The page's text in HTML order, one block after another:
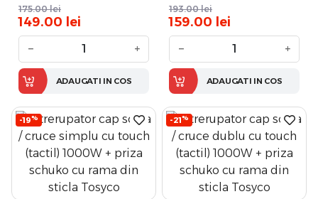
175.00 lei
149.00 lei
− +
ADAUGATI IN COS
193.00 lei
159.00 lei
− +
ADAUGATI IN COS
-19% -21%